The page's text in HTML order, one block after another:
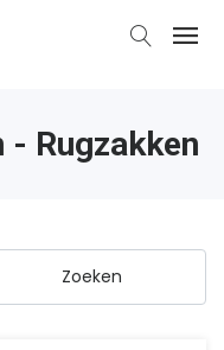
Rugzakken